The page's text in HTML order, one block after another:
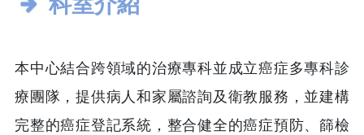
本中心結合跨領域的治療專科並成立癌症多專科診
療團隊，提供病人和家屬諮詢及衛教服務，並建構
完整的癌症登記系統，整合健全的癌症預防、篩檢